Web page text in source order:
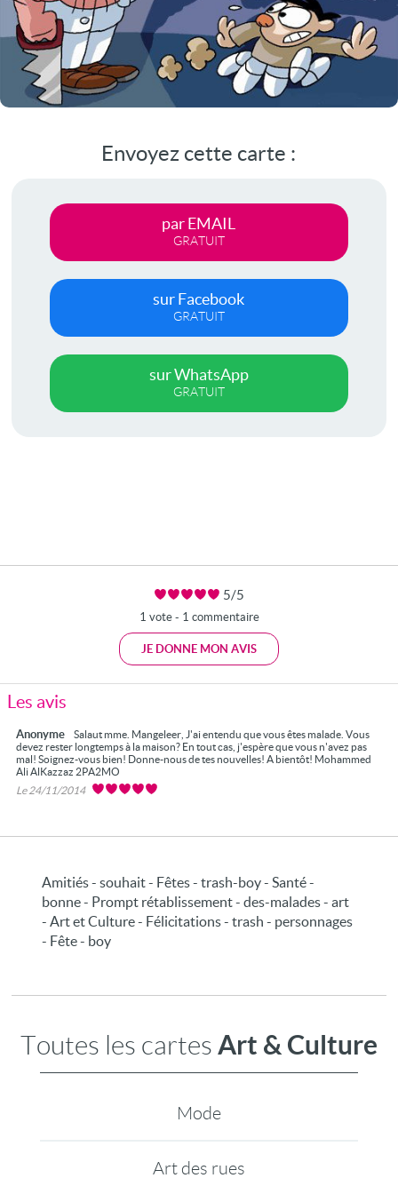
Envoyez cette carte :
par EMAIL
GRATUIT
sur Facebook
GRATUIT
sur WhatsApp
GRATUIT
5/5
1 vote - 1 commentaire
JE DONNE MON AVIS
Les avis
Anonyme
Salaut mme. Mangeleer, J'ai entendu que vous êtes malade. Vous
devez rester longtemps à la maison? En tout cas, j'espère que vous n'avez pas
mal! Soignez-vous bien! Donne-nous de tes nouvelles! A bientôt! Mohammed
Ali AlKazzaz 2PA2MO
Le 24/11/2014
Amitiés - souhait - Fêtes - trash-boy - Santé -
bonne - Prompt rétablissement - des-malades - art
- Art et Culture - Félicitations - trash - personnages
- Fête - boy
Toutes les cartes Art & Culture
Mode
Art des rues